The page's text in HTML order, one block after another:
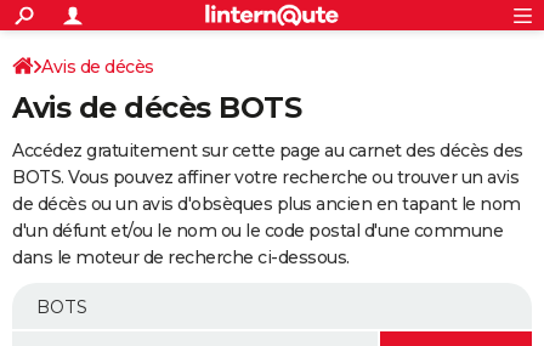
ACTUALITÉS
Politique
Société
Faits Divers
Education
Monde
Villes
+
SPORT
Coupe du monde 2026
Football
Tennis
Cyclisme
Rugby
Forum
Programme TV
TNT
Streaming
Cinéma
Sorties cinéma
Musique
+
FINANCE
Retraite
Impôts
Epargne
Immobilier
Risques naturels par ville
Banque
Assurance
Crédit
AUTO
Essais
Réserver un essai
Citadines
Berlines
SUV
Forum auto
+
Mobiles
Meilleur smartphone
Internet
Ordinateurs
Jeux vidéo
Guide high-tech
Avis de décès
Avis de décès BOTS
Accédez gratuitement sur cette page au carnet des décès des
BOTS. Vous pouvez affiner votre recherche ou trouver un avis
de décès ou un avis d'obsèques plus ancien en tapant le nom
d'un défunt et/ou le nom ou le code postal d'une commune
dans le moteur de recherche ci-dessous.